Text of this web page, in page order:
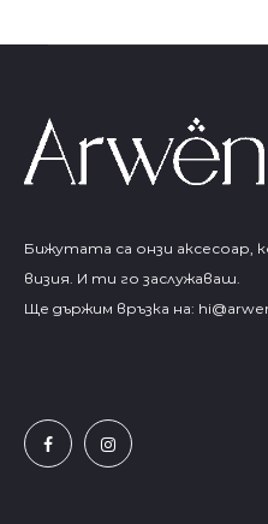
Бижутата са онзи аксесоар,
визия. И ти го заслужаваш.
Ще държим връзка на: